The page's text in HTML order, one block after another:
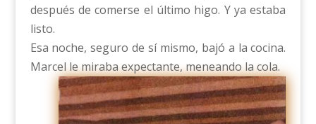
después de comerse el último higo. Y ya estaba
listo.
Esa noche, seguro de sí mismo, bajó a la cocina.
Marcel le miraba expectante, meneando la cola.